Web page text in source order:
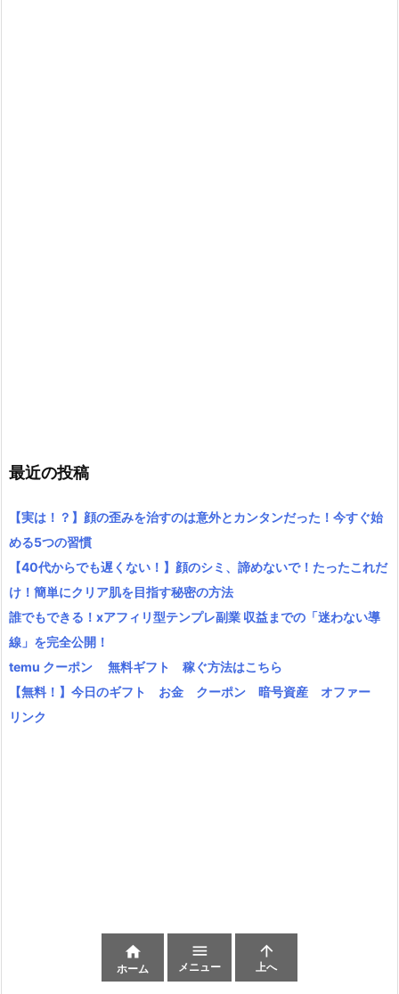
最近の投稿
【実は！？】顔の歪みを治すのは意外とカンタンだった！今すぐ始
める5つの習慣
【40代からでも遅くない！】顔のシミ、諦めないで！たったこれだ
け！簡単にクリア肌を目指す秘密の方法
誰でもできる！xアフィリ型テンプレ副業 収益までの「迷わない導
線」を完全公開！
temu クーポン 無料ギフト 稼ぐ方法はこちら
【無料！】今日のギフト お金 クーポン 暗号資産 オファー
リンク

ホーム

メニュー

上へ